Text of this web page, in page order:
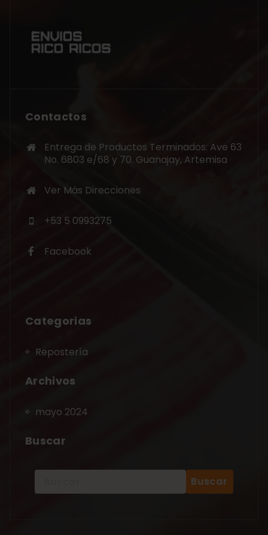
Contactos
Entrega de Productos Terminados: Ave 63
No. 6803 e/68 y 70. Guanajay, Artemisa
Ver Más Direcciones
+53 5 0993275
Facebook
Categorias
Repostería
Archivos
mayo 2024
Buscar